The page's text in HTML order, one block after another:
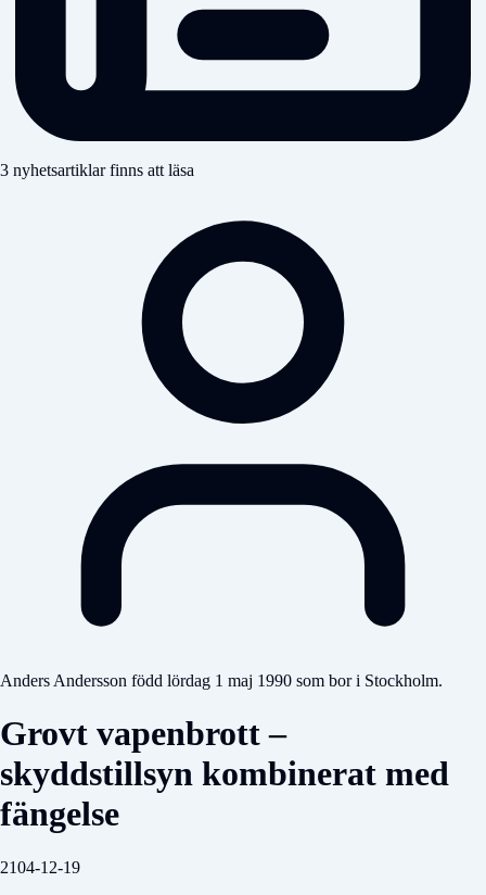
3 nyhetsartiklar finns att läsa
Anders Andersson född lördag 1 maj 1990 som bor i Stockholm.
Grovt vapenbrott –
skyddstillsyn kombinerat med
fängelse
2104-12-19